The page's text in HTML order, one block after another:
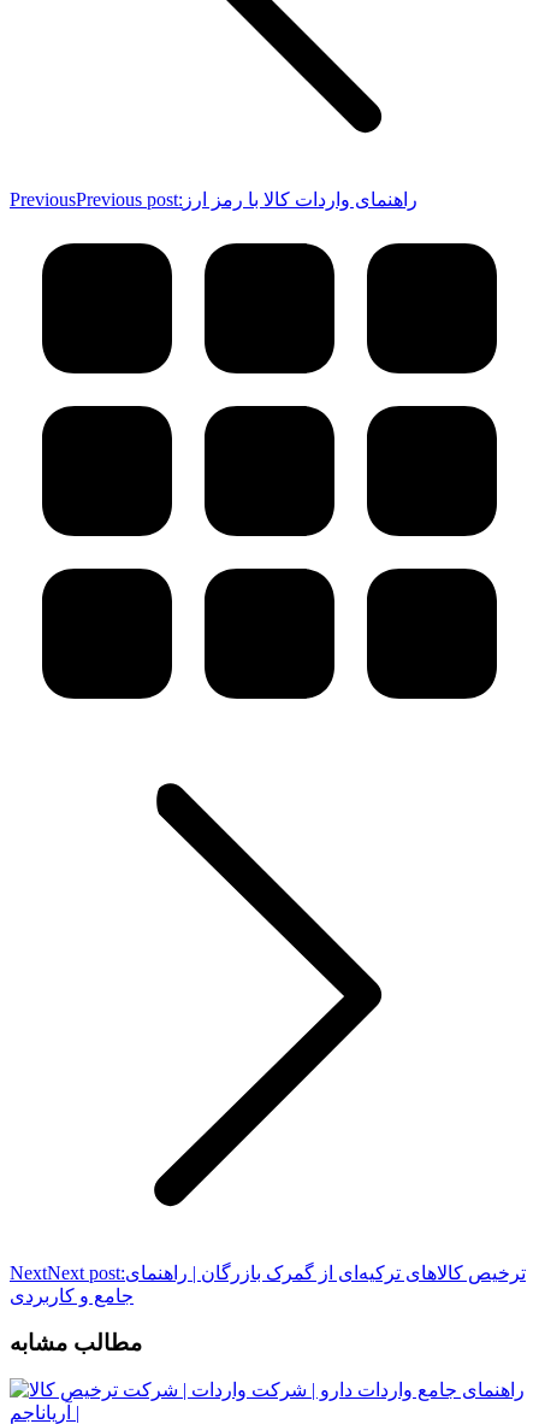
PreviousPrevious post: راهنمای واردات کالا با رمز ارز
NextNext post:ترخیص کالاهای ترکیه‌ای از گمرک بازرگان | راهنمای
جامع و کاربردی
مطالب مشابه